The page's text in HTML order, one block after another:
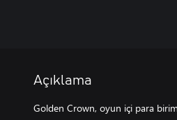
Açıklama
Golden Crown, oyun içi para